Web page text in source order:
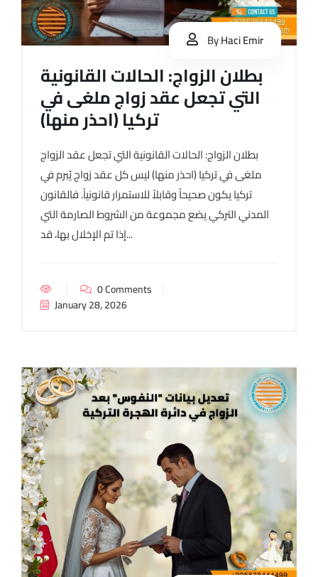
ByHaci Emir
بطلان الزواج: الحالات القانونية
التي تجعل عقد زواج ملغى في
تركيا (احذر منها)
بطلان الزواج: الحالات القانونية التي تجعل عقد الزواج
ملغى في تركيا (احذر منها) ليس كل عقد زواج يُبرم في
تركيا يكون صحيحاً وقابلاً للاستمرار قانونياً. فالقانون
المدني التركي يضع مجموعة من الشروط الصارمة التي
إذا تم الإخلال بها، قد...
0 Comments
January 28, 2026